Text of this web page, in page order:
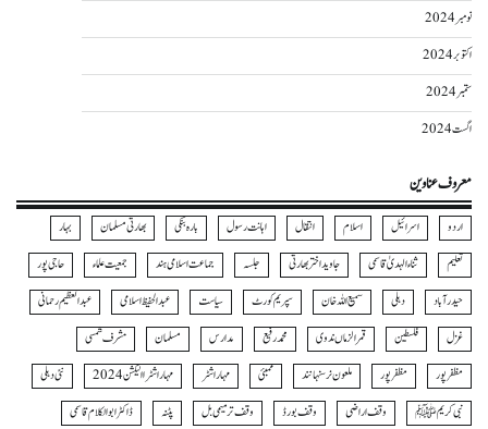
نومبر 2024
اکتوبر 2024
ستمبر 2024
اگست 2024
معروف عناوین
اردو اسرائیل اسلام انتقال اہانت رسول بارہ بنکی بھارتی مسلمان
بہار
تعلیم
ثناءالہدیٰ قاسمی جاوید اختر بھارتی جلسہ جماعت اسلامی ہند جمعیت علماء
حاجی پور
حیدرآباد
دہلی سمیع اللہ خان سپریم کورٹ سیاست عبدالحفیظ اسلامی
عبدالعظیم رحمانی
غزل
فلسطین قمرالزماں ندوی محمد رفیع مدارس مسلمان
مشرف شمسی
مظفر پور
مظفرپور ملعون نرسنہا نند ممبئی مہاراشٹر مہاراشٹرا الیکشن 2024
نئی دہلی
نبی کریمﷺ
وقف اراضی وقف بورڈ وقف ترمیمی بل پٹنہ
ڈاکٹر ابوالکلام قاسمی